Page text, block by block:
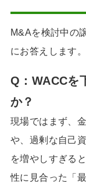
M&Aを検討中の
にお答えします。
Q：WACCを
か？
現場ではまず、
や、過剰な自己
を増やしすぎる
性に見合った「